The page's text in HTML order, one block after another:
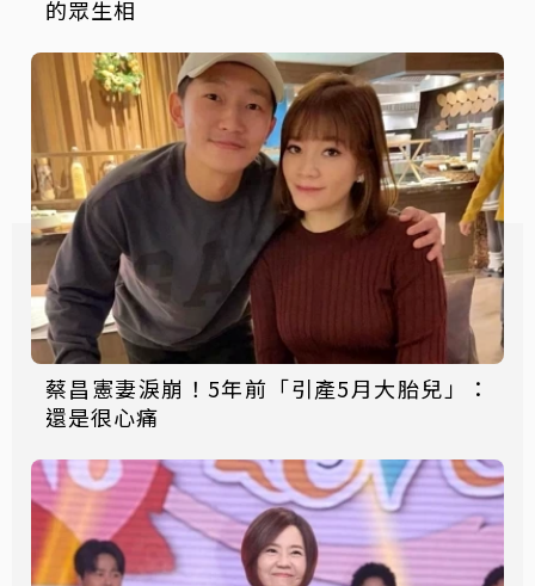
的眾生相
蔡昌憲妻淚崩！5年前「引產5月大胎兒」：
還是很心痛